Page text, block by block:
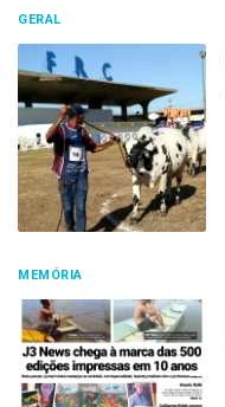
GERAL
MEMÓRIA